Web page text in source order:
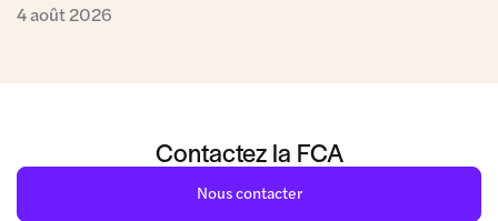
4 août 2026
Contactez la FCA
Nous contacter